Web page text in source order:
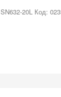
SN632-20L Код: